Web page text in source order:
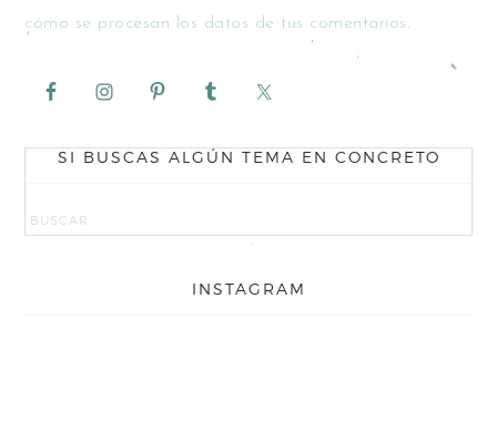
cómo se procesan los datos de tus comentarios.
SI BUSCAS ALGÚN TEMA EN CONCRETO
INSTAGRAM